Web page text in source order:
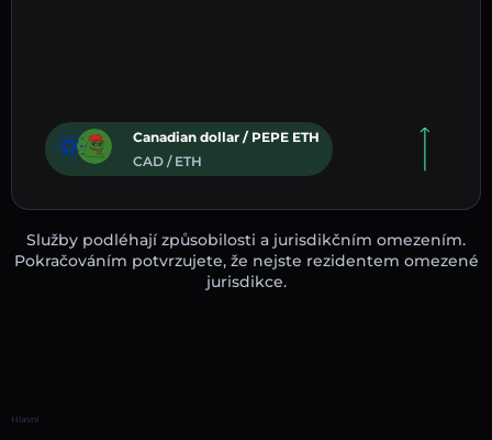
Canadian dollar / PEPE ETH
CAD / ETH
Služby podléhají způsobilosti a jurisdikčním omezením.
Pokračováním potvrzujete, že nejste rezidentem omezené
jurisdikce.
Hlavní